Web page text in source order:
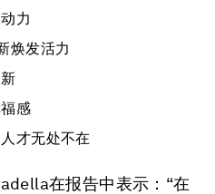
力
焕发活力
感
才无处不在
在报告中表示：“在